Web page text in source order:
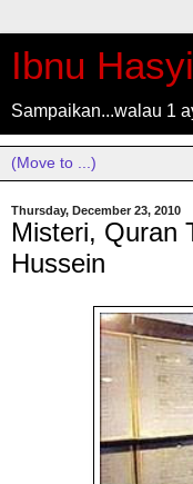
Ibnu
Sampaikan...walau 1
Thursday, December 23, 2010
Misteri, Quran
Hussein